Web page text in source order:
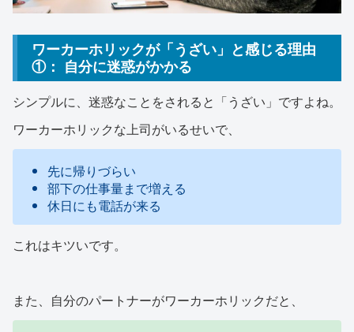
ワーカーホリックが「うざい」と感じる理由
①： 自分に迷惑がかかる
シンプルに、迷惑なことをされると「うざい」ですよね。
ワーカーホリックな上司がいるせいで、
先に帰りづらい
部下の仕事量まで増える
休日にも電話が来る
これはキツいです。
また、自分のパートナーがワーカーホリックだと、